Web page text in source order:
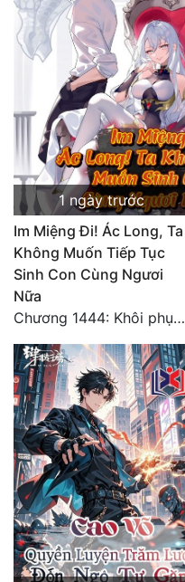
Tu Chân
Tu Tiên
Vô Địch
Võ Hiệp
Võng Du
Xuyên Không
Xuyên Nhanh
Xuyên Sách
Xuyên Thư
Điền Văn
Đô Thị
Đông Phương
Đông Phương Huyền Huyễn
Đồng Nhân
1 ngày trước
Im Miệng Đi! Ác Long, Ta
Không Muốn Tiếp Tục
Sinh Con Cùng Ngươi
Nữa
Chương 1444: Khôi phục quỹ đạo